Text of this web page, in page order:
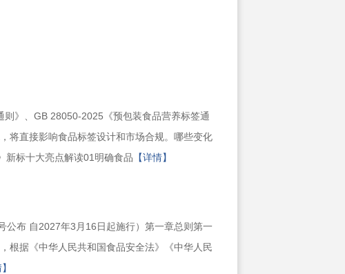
》、GB 28050-2025《预包装食品营养标签通
将直接影响食品标签设计和市场合规。哪些变化
新标十大亮点解读01明确食品 【详情】
公布 自2027年3月16日起施行）第一章总则第一
根据《中华人民共和国食品安全法》《中华人民